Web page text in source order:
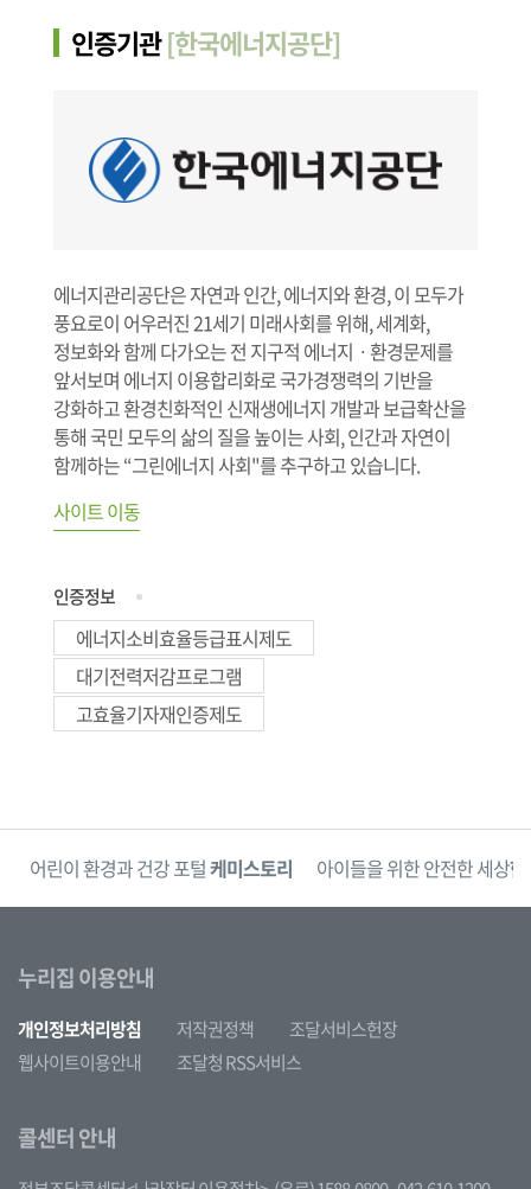
인증기관[한국에너지공단]
에너지관리공단은 자연과 인간, 에너지와 환경, 이 모두가
풍요로이 어우러진 21세기 미래사회를 위해, 세계화,
정보화와 함께 다가오는 전 지구적 에너지ㆍ환경문제를
앞서보며 에너지 이용합리화로 국가경쟁력의 기반을
강화하고 환경친화적인 신재생에너지 개발과 보급확산을
통해 국민 모두의 삶의 질을 높이는 사회, 인간과 자연이
함께하는 “그린에너지 사회"를 추구하고 있습니다.
사이트 이동
인증정보
에너지소비효율등급표시제도
대기전력저감프로그램
고효율기자재인증제도
어린이 환경과 건강 포털케미스토리 아이들을 위한 안전한 세상
누리집 이용안내
개인정보처리방침 저작권정책
조달서비스헌장
웹사이트이용안내
조달청 RSS서비스
콜센터 안내